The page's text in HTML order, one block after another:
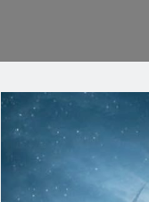
सेवकों के साथ भेदभाव
नगदीकरण के लिए अब तक